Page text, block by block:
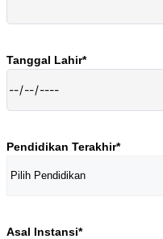
Tanggal Lahir*
Pendidikan Terakhir*
Asal Instansi*